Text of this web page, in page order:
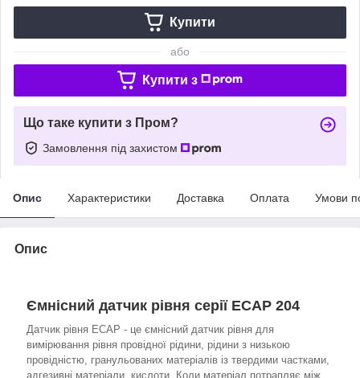
Купити
або
Купити з
Що таке купити з Пром?
Замовлення під захистом
Опис Характеристики Доставка Оплата Умови
Опис
Ємнісний датчик рівня серії ECAP 204
Датчик рівня ECAP - це ємнісний датчик рівня для
вимірювання рівня провідної рідини, рідини з низькою
провідністю, гранульованих матеріалів із твердими частками,
адгезивні матеріали, кислоти. Коли матеріал потрапляє між